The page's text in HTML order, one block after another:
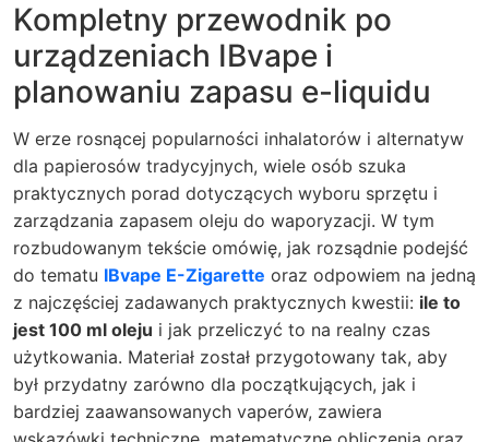
Kompletny przewodnik po
urządzeniach IBvape i
planowaniu zapasu e-liquidu
W erze rosnącej popularności inhalatorów i alternatyw
dla papierosów tradycyjnych, wiele osób szuka
praktycznych porad dotyczących wyboru sprzętu i
zarządzania zapasem oleju do waporyzacji. W tym
rozbudowanym tekście omówię, jak rozsądnie podejść
do tematu IBvape E-Zigarette oraz odpowiem na jedną
z najczęściej zadawanych praktycznych kwestii: ile to
jest 100 ml oleju i jak przeliczyć to na realny czas
użytkowania. Materiał został przygotowany tak, aby
był przydatny zarówno dla początkujących, jak i
bardziej zaawansowanych vaperów, zawiera